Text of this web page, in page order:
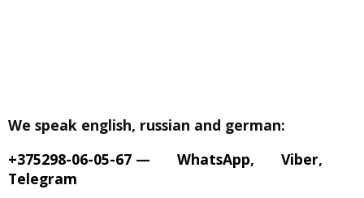
We speak english, russian and german:
+375298-06-05-67 — WhatsApp, Viber,
Telegram